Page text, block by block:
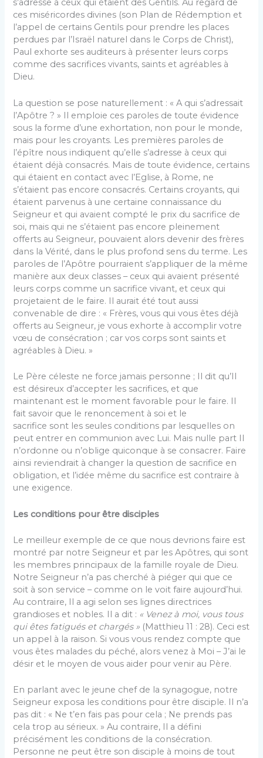
s’adresse à ceux qui étaient des Gentils. Au regard de
ces miséricordes divines (son Plan de Rédemption et
l’appel de certains Gentils pour prendre les places
perdues par l’Israël naturel dans le Corps de Christ),
Paul exhorte ses auditeurs à présenter leurs corps
comme des sacrifices vivants, saints et agréables à
Dieu.
La question se pose naturellement : « A qui s’adressait
l’Apôtre ? » Il emploie ces paroles de toute évidence
sous la forme d’une exhortation, non pour le monde,
mais pour les croyants. Les premières paroles de
l’épître nous indiquent qu’elle s’adresse à ceux qui
étaient déjà consacrés. Mais de toute évidence, certains
qui étaient en contact avec l’Eglise, à Rome, ne
s’étaient pas encore consacrés. Certains croyants, qui
étaient parvenus à une certaine connaissance du
Seigneur et qui avaient compté le prix du sacrifice de
soi, mais qui ne s’étaient pas encore pleinement
offerts au Seigneur, pouvaient alors devenir des frères
dans la Vérité, dans le plus profond sens du terme. Les
paroles de l’Apôtre pourraient s’appliquer de la même
manière aux deux classes – ceux qui avaient présenté
leurs corps comme un sacrifice vivant, et ceux qui
projetaient de le faire. Il aurait été tout aussi
convenable de dire : « Frères, vous qui vous êtes déjà
offerts au Seigneur, je vous exhorte à accomplir votre
vœu de consécration ; car vos corps sont saints et
agréables à Dieu. »
Le Père céleste ne force jamais personne ; Il dit qu’Il
est désireux d’accepter les sacrifices, et que
maintenant est le moment favorable pour le faire. Il
fait savoir que le renoncement à soi et le
sacrifice sont les seules conditions par lesquelles on
peut entrer en communion avec Lui. Mais nulle part Il
n’ordonne ou n’oblige quiconque à se consacrer. Faire
ainsi reviendrait à changer la question de sacrifice en
obligation, et l’idée même du sacrifice est contraire à
une exigence.
Les conditions pour être disciples
Le meilleur exemple de ce que nous devrions faire est
montré par notre Seigneur et par les Apôtres, qui sont
les membres principaux de la famille royale de Dieu.
Notre Seigneur n’a pas cherché à piéger qui que ce
soit à son service – comme on le voit faire aujourd’hui.
Au contraire, Il a agi selon ses lignes directrices
grandioses et nobles. Il a dit : « Venez à moi, vous tous
qui êtes fatigués et chargés » (Matthieu 11 : 28). Ceci est
un appel à la raison. Si vous vous rendez compte que
vous êtes malades du péché, alors venez à Moi – J’ai le
désir et le moyen de vous aider pour venir au Père.
En parlant avec le jeune chef de la synagogue, notre
Seigneur exposa les conditions pour être disciple. Il n’a
pas dit : « Ne t’en fais pas pour cela ; Ne prends pas
cela trop au sérieux. » Au contraire, Il a défini
précisément les conditions de la consécration.
Personne ne peut être son disciple à moins de tout